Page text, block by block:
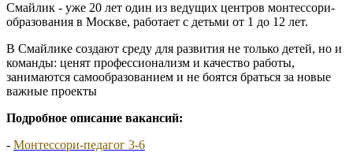
Смайлик - уже 20 лет один из ведущих центров монтессори-
образования в Москве, работает с детьми от 1 до 12 лет.
В Смайлике создают среду для развития не только детей, но и
команды: ценят профессионализм и качество работы,
занимаются самообразованием и не боятся браться за новые
важные проекты
Подробное описание вакансий:
- Монтессори-педагог 3-6